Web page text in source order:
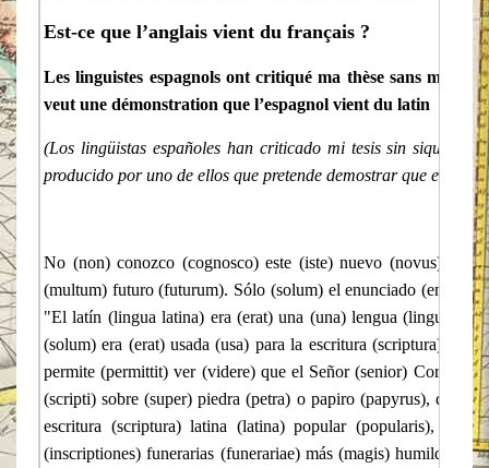
Est-ce que l’anglais vient du français ?
Les linguistes espagnols ont critiqué ma thèse sans
veut une démonstration que l’espagnol vient du latin
(Los lingüistas españoles han criticado mi tesis sin siquiera
producido por uno de ellos que pretende demostrar que el
No (non) conozco (cognosco) este (iste) nuevo (novus)
(multum) futuro (futurum). Sólo (solum) el enunciado
"El latín (lingua latina) era (erat) una (una) lengua (lingua)
(solum) era (erat) usada (usa) para la escritura (scriptura) y
permite (permittit) ver (videre) que el Señor (senior) Cortez
(scripti) sobre (super) piedra (petra) o papiro (papyrus), que
escritura (scriptura) latina (latina) popular (popularis),
(inscriptiones) funerarias (funerariae) más (magis) humildes